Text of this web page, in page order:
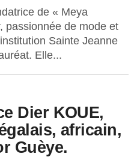
de « Meya
passionnée de mode et
Sainte Jeanne
Elle...
Dier KOUE,
africain,
Guèye.